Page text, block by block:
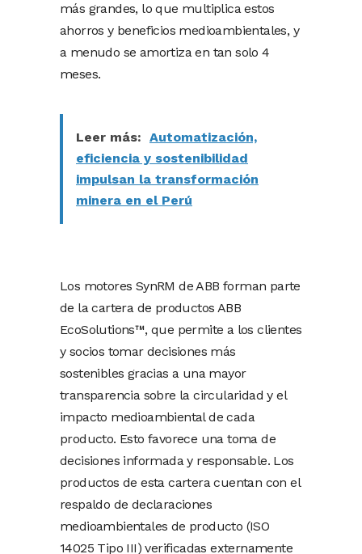
más grandes, lo que multiplica estos
ahorros y beneficios medioambientales, y
a menudo se amortiza en tan solo 4
meses.
Leer más: Automatización,
eficiencia y sostenibilidad
impulsan la transformación
minera en el Perú
Los motores SynRM de ABB forman parte
de la cartera de productos ABB
EcoSolutions™, que permite a los clientes
y socios tomar decisiones más
sostenibles gracias a una mayor
transparencia sobre la circularidad y el
impacto medioambiental de cada
producto. Esto favorece una toma de
decisiones informada y responsable. Los
productos de esta cartera cuentan con el
respaldo de declaraciones
medioambientales de producto (ISO
14025 Tipo III) verificadas externamente